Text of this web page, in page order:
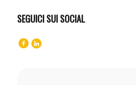
SEGUICI SUI SOCIAL